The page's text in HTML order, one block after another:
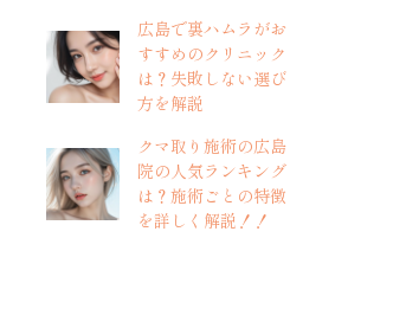
広島で裏ハムラがお
すすめのクリニック
は？失敗しない選び
方を解説
クマ取り施術の広島
院の人気ランキング
は？施術ごとの特徴
を詳しく解説！！